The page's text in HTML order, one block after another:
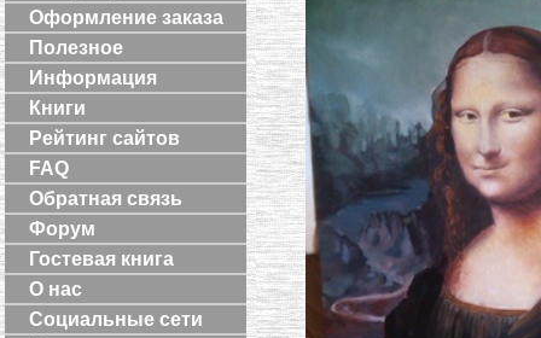
Оформление заказа
Полезное
Информация
Книги
Рейтинг сайтов
FAQ
Обратная связь
Форум
Гостевая книга
О нас
Социальные сети